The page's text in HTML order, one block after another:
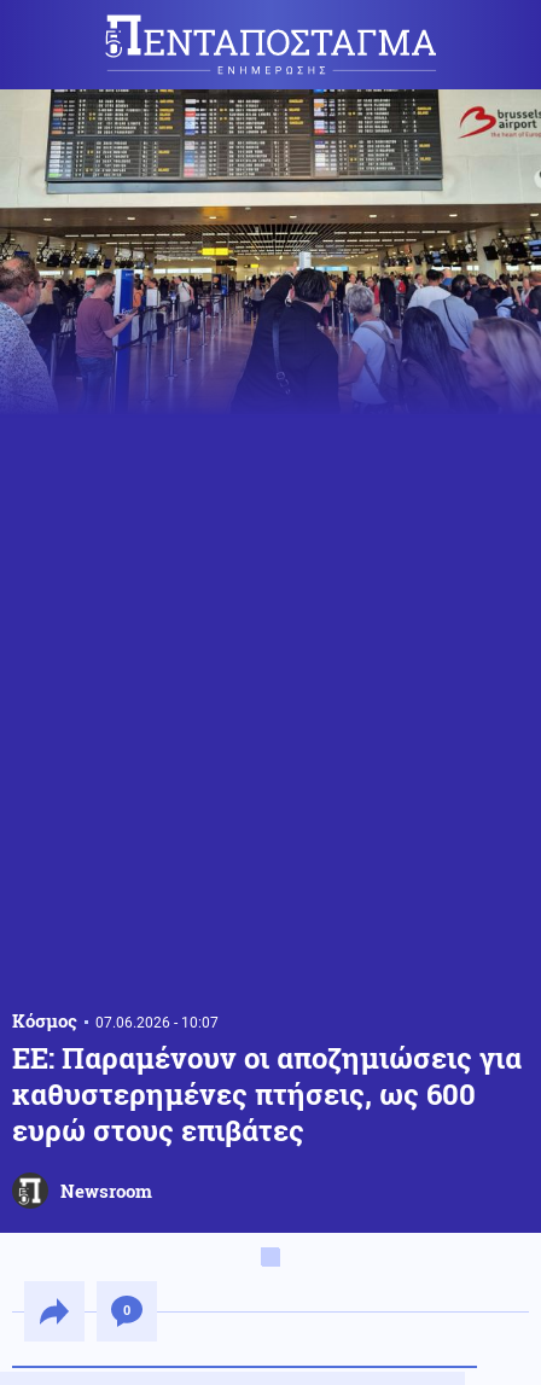
Κόσμος 07.06.2026 - 10:07
ΕΕ: Παραμένουν οι αποζημιώσεις για
καθυστερημένες πτήσεις, ως 600
ευρώ στους επιβάτες
Newsroom
0